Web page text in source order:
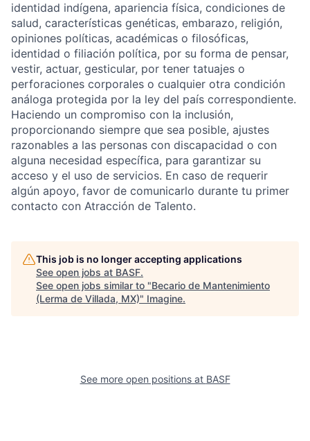
identidad indígena, apariencia física, condiciones de
salud, características genéticas, embarazo, religión,
opiniones políticas, académicas o filosóficas,
identidad o filiación política, por su forma de pensar,
vestir, actuar, gesticular, por tener tatuajes o
perforaciones corporales o cualquier otra condición
análoga protegida por la ley del país correspondiente.
Haciendo un compromiso con la inclusión,
proporcionando siempre que sea posible, ajustes
razonables a las personas con discapacidad o con
alguna necesidad específica, para garantizar su
acceso y el uso de servicios. En caso de requerir
algún apoyo, favor de comunicarlo durante tu primer
contacto con Atracción de Talento.
This job is no longer accepting applications
See open jobs at BASF.
See open jobs similar to "Becario de Mantenimiento
(Lerma de Villada, MX)" Imagine.
See more open positions at BASF